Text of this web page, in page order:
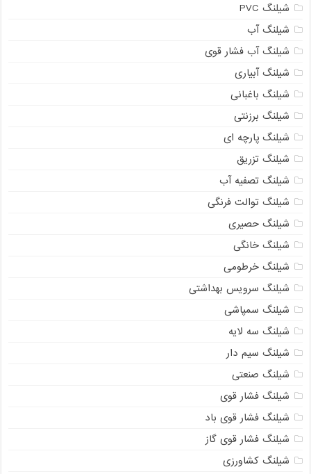
شیلنگ PVC
شیلنگ آب
شیلنگ آب فشار قوی
شیلنگ آبیاری
شیلنگ باغبانی
شیلنگ برزنتی
شیلنگ پارچه ای
شیلنگ تزریق
شیلنگ تصفیه آب
شیلنگ توالت فرنگی
شیلنگ حصیری
شیلنگ خانگی
شیلنگ خرطومی
شیلنگ سرویس بهداشتی
شیلنگ سمپاشی
شیلنگ سه لایه
شیلنگ سیم دار
شیلنگ صنعتی
شیلنگ فشار قوی
شیلنگ فشار قوی باد
شیلنگ فشار قوی گاز
شیلنگ کشاورزی